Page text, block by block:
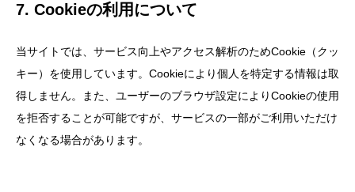
7. Cookieの利用について
当サイトでは、サービス向上やアクセス解析のためCookie（クッ
キー）を使用しています。Cookieにより個人を特定する情報は取
得しません。また、ユーザーのブラウザ設定によりCookieの使用
を拒否することが可能ですが、サービスの一部がご利用いただけ
なくなる場合があります。